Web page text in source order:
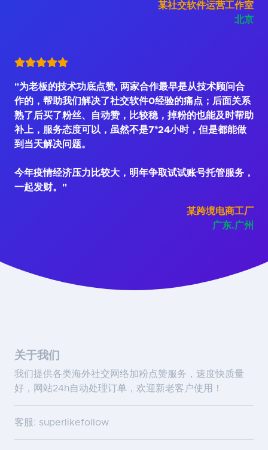
某社交软件运营工作室
北京
"为老板的技术功底点赞, 两家合作最早是从技术顾问合
作的，帮助我们解决了社交软件0经验的痛点；后面关系
熟了后买了粉丝、自动赞，比较稳，掉粉的也能及时帮助
补上，服务态度可以，虽然不是7*24小时，但是都能做
到当天解决问题。
今年疫情经济压力比较大，明年争取试试账号托管服务，
一起发财。"
某跨境电商工厂
广东.广州
关于我们
我们提供各类海外社交网络加粉点赞服务，速度快质量
好，网站24h自动处理订单，欢迎新老客户使用！
客服: superlikefollow